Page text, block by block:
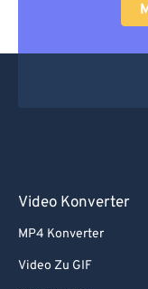
Video Konverter
MP4 Konverter
Video Zu GIF